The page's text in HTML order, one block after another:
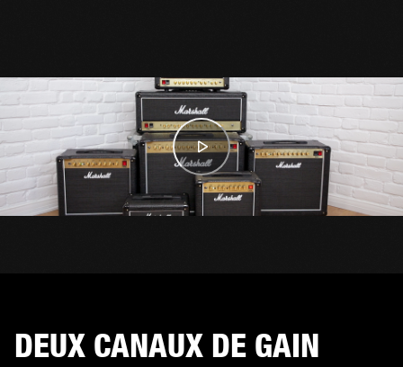
DEUX CANAUX DE GAIN